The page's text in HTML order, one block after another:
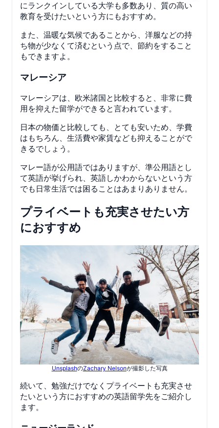
にランクインしている大学も多数あり、質の高い
教育を受けたいという方にもおすすめ。
また、温暖な気候であることから、洋服などの持
ち物が少なくて済むという点で、節約をすること
もできますよ。
マレーシア
マレーシアは、欧米諸国と比較すると、非常に費
用を抑えた留学ができると言われています。
日本の物価と比較しても、とても安いため、学費
はもちろん、生活費や家賃なども抑えることがで
きるでしょう。
マレー語が公用語ではありますが、準公用語とし
て英語が挙げられ、英語しかわからないという方
でも日常生活では困ることはあまりありません。
プライベートも充実させたい方
におすすめ
UnsplashのZachary Nelsonが撮影した写真
続いて、勉強だけでなくプライベートも充実させ
たいという方におすすめの英語留学先をご紹介し
ます。